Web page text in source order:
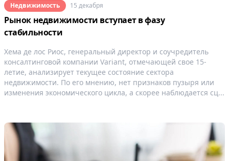
Недвижимость 15 декабря
Рынок недвижимости вступает в фазу
стабильности
Хема де лос Риос, генеральный директор и соучредитель
консалтинговой компании Variant, отмечающей свое 15-
летие, анализирует текущее состояние сектора
недвижимости. По его мнению, нет признаков пузыря или
изменения экономического цикла, а скорее наблюдается сц...